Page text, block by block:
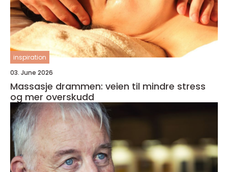
inspiration
03. June 2026
Massasje drammen: veien til mindre stress
og mer overskudd